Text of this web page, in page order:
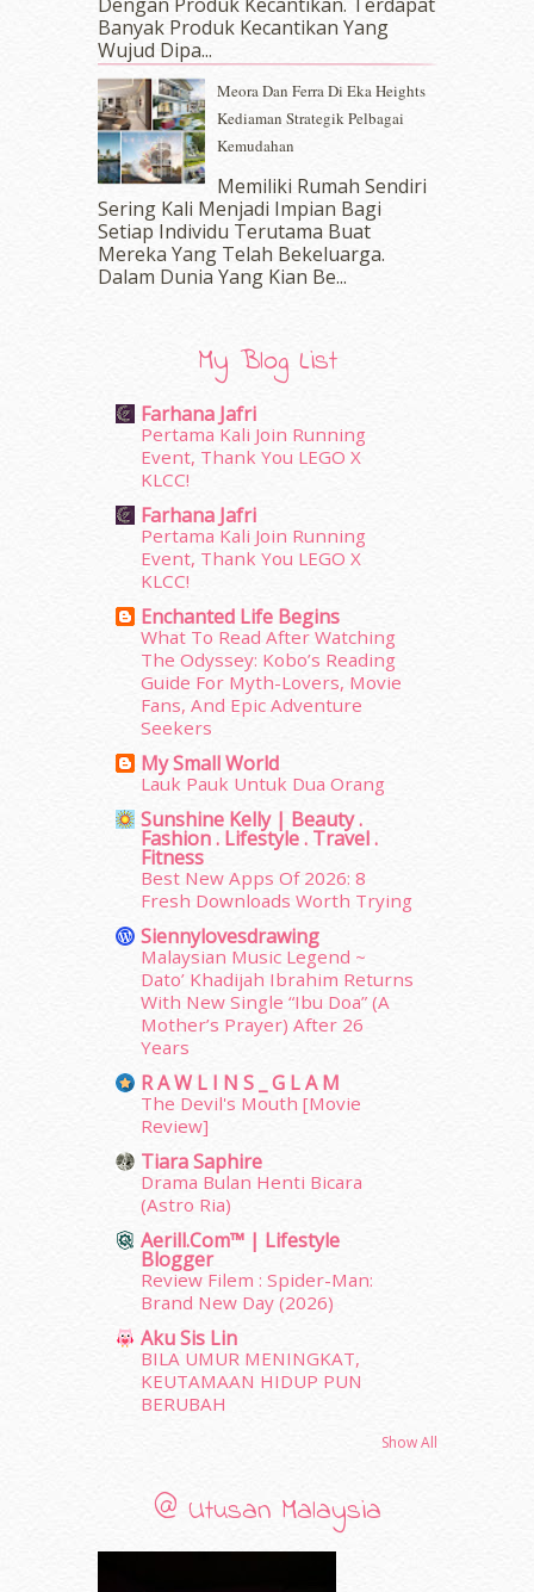
November 2016(14)
October 2016 (22)
September 2016(20)
August 2016(19)
(11)
June 2016(30)
May 2016(16)
April 2016(7)
March 2016(18)
February 2016(11)
January 2016(9)
August 2015(23)
(30)
(39)
(56)
(49)
January 2015(35)
December 2014(23)
November 2014 (26)
(18)
September 2014(56)
August 2014(22)
(19)
(19)
(3)
(2)
December 2013(15)
November 2013 (1)
(6)
(155)
(104)
February 2012 (10)
(10)
December 2011(16)
November 2011(18)
(5)
September 2011 (7)
August 2011(11)
(7)
(9)
(5)
(15)
(30)
(38)
Banyak Produk Kecantikan Yang
Wujud Dipa...
Meora Dan Ferra Di Eka Heights
Kediaman Strategik Pelbagai
Kemudahan
Memiliki Rumah Sendiri
Sering Kali Menjadi Impian Bagi
Setiap Individu Terutama Buat
Mereka Yang Telah Bekeluarga.
Dalam‍ Dunia Yang Kian Be...
My Blog List
Farhana Jafri
Pertama Kali Join Running
Event, Thank You LEGO X
KLCC!
Farhana Jafri
Pertama Kali Join Running
Event, Thank You LEGO X
KLCC!
Enchanted Life Begins
What To Read After Watching
The Odyssey: Kobo’s Reading
Guide For Myth-Lovers, Movie
Fans, And Epic Adventure
Seekers
My Small World
Lauk Pauk Untuk Dua Orang
Sunshine Kelly | Beauty .
Fashion . Lifestyle . Travel .
Fitness
Best New Apps Of 2026: 8
Fresh Downloads Worth Trying
Siennylovesdrawing
Malaysian Music Legend ~
Dato’ Khadijah Ibrahim Returns
With New Single “Ibu Doa” (A
Mother’s Prayer) After 26
Years
R A W L I N S _ G L A M
The Devil's Mouth [Movie
Review]
Tiara Saphire
Drama Bulan Henti Bicara
(Astro Ria)
Aerill.com™ | Lifestyle
Blogger
Review Filem : Spider-Man:
Brand New Day (2026)
Aku Sis Lin
BILA UMUR MENINGKAT,
KEUTAMAAN HIDUP PUN
BERUBAH
Show All
@ Utusan Malaysia